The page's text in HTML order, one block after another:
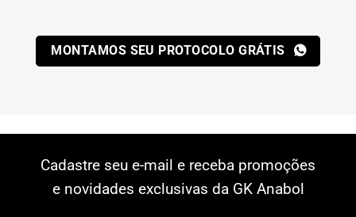
MONTAMOS SEU PROTOCOLO GRÁTIS
Cadastre seu e-mail e receba promoções
e novidades exclusivas da GK Anabol